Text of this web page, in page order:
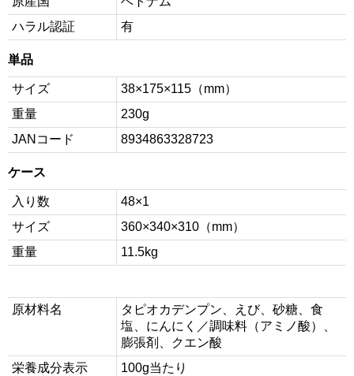
ハラル認証
有
単品
サイズ
38×175×115（mm）
重量
230g
JANコード
8934863328723
ケース
入り数
48×1
サイズ
360×340×310（mm）
重量
11.5kg
原材料名
タピオカデンプン、えび、砂糖、食
塩、にんにく／調味料（アミノ酸）、
膨張剤、クエン酸
栄養成分表示
100g当たり